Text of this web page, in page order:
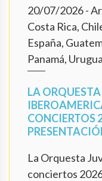
20/07/2026-
Costa Rica,
España,
Panamá,
LA
CONCIERTOS
La Orquesta
conciertos